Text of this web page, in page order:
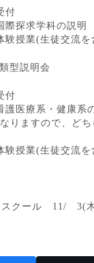
付
探求学科の説明
授業(生徒交流を
型説明会
付
療系・健康系
ますので、どち
授業(生徒交流を
スクール 11/ 3(